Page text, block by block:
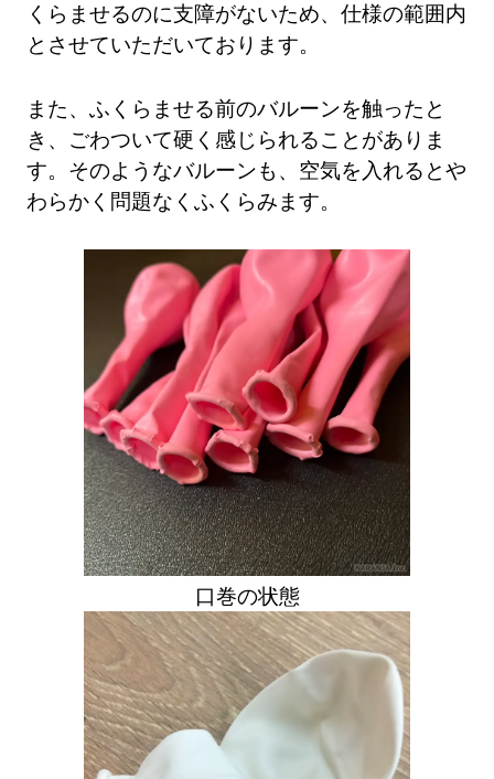
くらませるのに支障がないため、仕様の範囲内
とさせていただいております。
また、ふくらませる前のバルーンを触ったと
き、ごわついて硬く感じられることがありま
す。そのようなバルーンも、空気を入れるとや
わらかく問題なくふくらみます。
口巻の状態